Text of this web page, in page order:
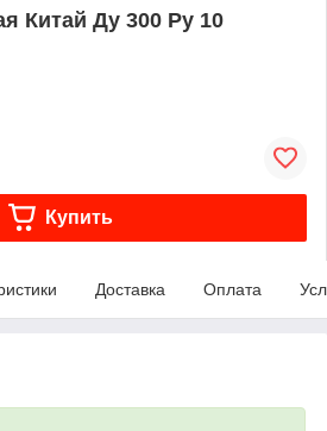
Китай Ду 300 Ру 10
Купить
Доставка Оплата